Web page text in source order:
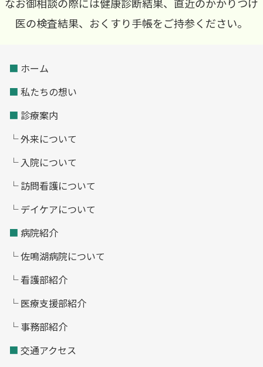
医の検査結果、おくすり手帳をご持参ください。
■ ホーム
■ 私たちの想い
■ 診療案内
└ 外来について
└ 入院について
└ 訪問看護について
└ デイケアについて
■ 病院紹介
└ 佐鳴湖病院について
└ 看護部紹介
└ 医療支援部紹介
└ 事務部紹介
■ 交通アクセス